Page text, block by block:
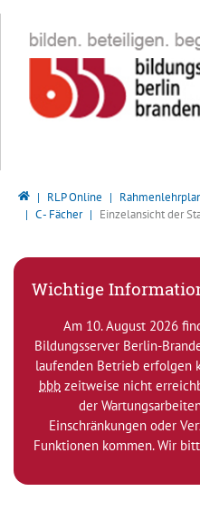
Bildungsserver Berlin -
RLP Online
C - Fächer
Einzelansicht der
Wichtige
Am 10. August 2026
Bildungsserver Berlin-
laufenden Betrieb erfolgen
bbb zeitweise nicht
der
Einschränkungen oder
Funktionen kommen. Wir